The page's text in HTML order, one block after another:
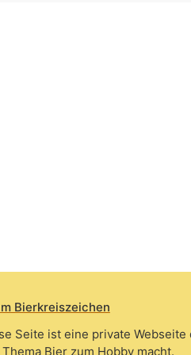
Bierkreiszeichen
Seite ist eine private Webseite
Thema Bier zum Hobby macht.